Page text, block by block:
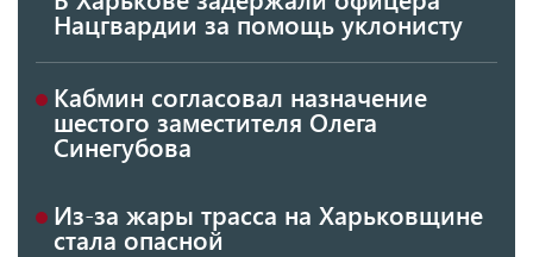
Нацгвардии за помощь уклонисту
Кабмин согласовал назначение
шестого заместителя Олега
Синегубова
Из-за жары трасса на Харьковщине
стала опасной